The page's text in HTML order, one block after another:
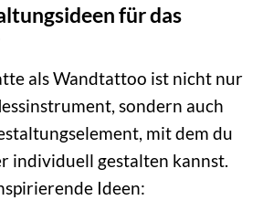
für das
als Wandtattoo ist nicht nur
sondern auch
mit dem du
individuell gestalten kannst.
Ideen: